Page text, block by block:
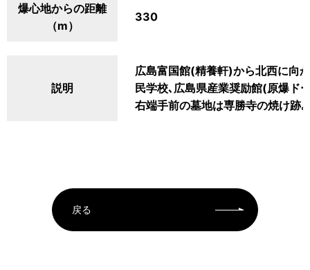
爆心地からの距離
（m）
330
説明
広島富国館(精養軒)から北西に向
民学校､広島県産業奨励館(原爆ド
右端手前の墓地は専勝寺の焼け跡｡
戻る